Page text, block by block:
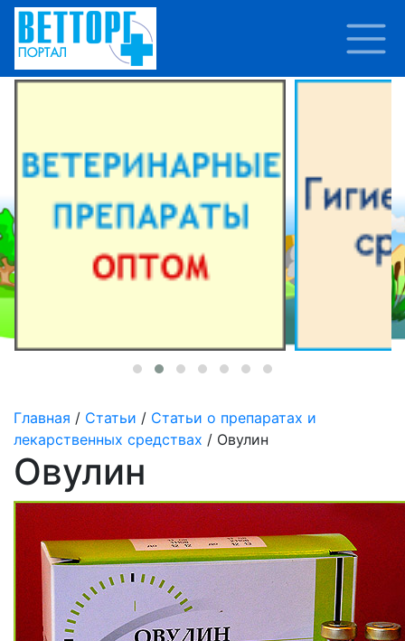
Главная / Статьи / Статьи о препаратах и
лекарственных средствах / Овулин
Овулин